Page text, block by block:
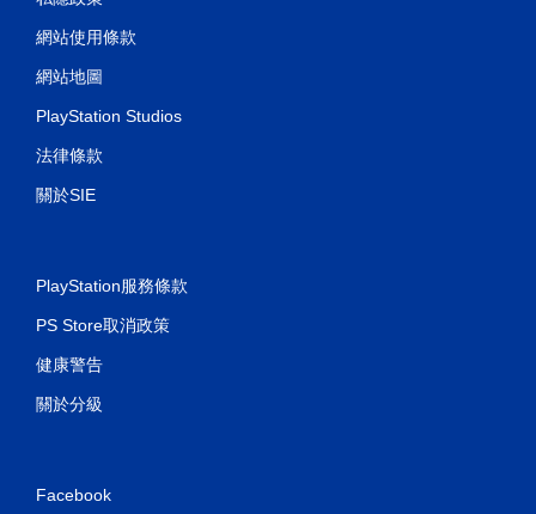
網站使用條款
網站地圖
PlayStation Studios
法律條款
關於SIE
PlayStation服務條款
PS Store取消政策
健康警告
關於分級
Facebook